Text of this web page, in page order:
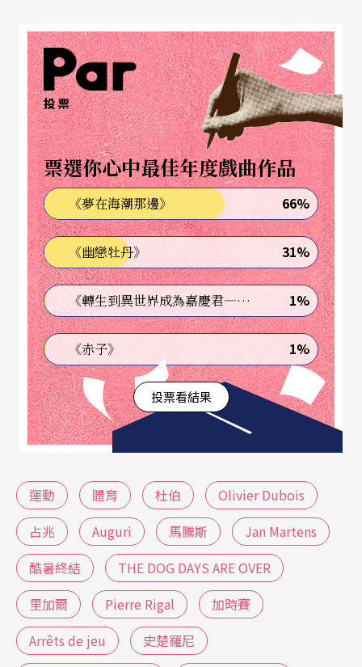
的舞台運動。延續著以旋轉為主的《革命》（Révol
ution，2009）及從行走出發的《悲．慾》（Tragé
die，2012）（註2），這齣作品聚焦於跑步之上。
對杜伯來說，當代人應該從忙亂的生活步調，察覺
彼此共通的命運，如同古老的占卜者觀察群鳥移動
的軌跡，預測未來的行動。為了加強舞者體能，杜
伯特別邀請田徑專業教練參與排練，除了肌力訓
練，也規劃飲食調理、物理治療。他希望舞者變成
兼具耐力及爆發力的短跑選手。舞台上，22名舞者
風馳電擎地飛奔，神出鬼沒地穿梭在懸空的貨倉之
間，宛如電光石火的流星、奔流不息的浪潮。這場
疾駛如風的衝刺考驗舞者的集中力和當下反應。若
他們缺乏內在動能，就會失去平衡，若沒有辦法處
理意外發生的踉蹌，就會造成互相踩踏的慘況。對
杜伯來說，舞者和運動員都必須應對緊急狀況。他
的紀律訓練，才能再創高峰。 （註3）
比利時編舞家馬騰斯 （Jan Martens）的《酷暑終
結》（THE DOG DAYS ARE OVER，2014）也透過跑
步，製造多變的運動變化。演出開始，8名舞者直視
觀眾，排成一排，展開原地慢跑。現場沒有任何音
樂，只聽得見他們的運動鞋與地板摩擦的聲響。慢
投票
票選你心中最佳年度戲曲作品
《夢在海潮那邊》 66%
《幽戀牡丹》 31%
《轉生到異世界成為嘉慶君—發現我的祖先是詐騙集團!?》 1%
《赤子》 1%
投票看結果
運動 體育 杜伯
Olivier Dubois
占兆
Auguri 馬騰斯
Jan Martens
酷暑終結
THE DOG DAYS ARE OVER
里加爾
Pierre Rigal
加時賽
Arrêts de jeu
史楚羅尼